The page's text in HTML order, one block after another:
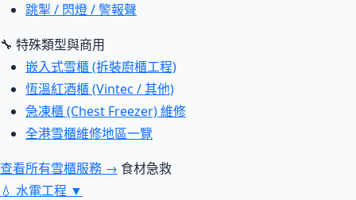
跳掣 / 閃燈 / 警報聲
🔧 特殊類型與商用
嵌入式雪櫃 (拆裝廚櫃工程)
恆溫紅酒櫃 (Vintec / 其他)
急凍櫃 (Chest Freezer) 維修
全港雪櫃維修地區一覽
查看所有雪櫃服務 → 食材急救
💧 水電工程 ▼